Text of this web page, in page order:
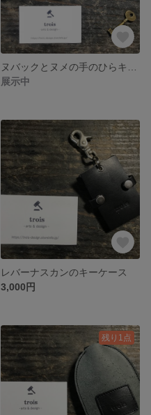
展示中
レバーナスカンのキーケース
3,000円
残り1点